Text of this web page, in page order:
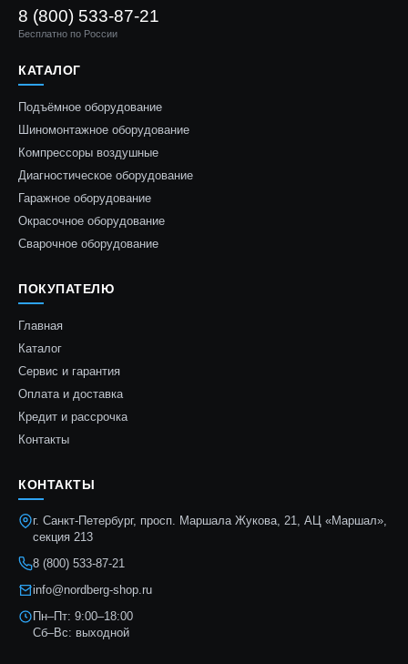
8 (800) 533-87-21
Бесплатно по России
КАТАЛОГ
Подъёмное оборудование
Шиномонтажное оборудование
Компрессоры воздушные
Диагностическое оборудование
Гаражное оборудование
Окрасочное оборудование
Сварочное оборудование
ПОКУПАТЕЛЮ
Главная
Каталог
Сервис и гарантия
Оплата и доставка
Кредит и рассрочка
Контакты
КОНТАКТЫ
г. Санкт-Петербург, просп. Маршала Жукова, 21, АЦ «Маршал»,
секция 213
8 (800) 533-87-21
info@nordberg-shop.ru
Пн–Пт: 9:00–18:00
Сб–Вс: выходной